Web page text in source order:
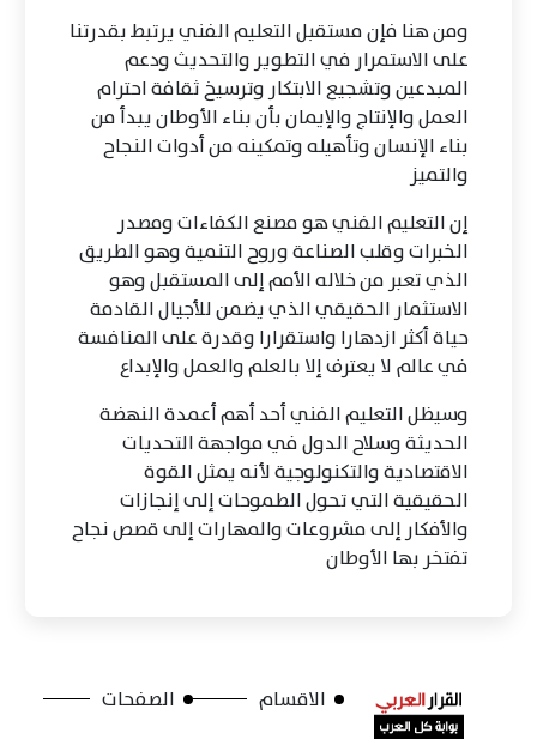
ومن هنا فإن مستقبل التعليم الفني يرتبط بقدرتنا
على الاستمرار في التطوير والتحديث ودعم
المبدعين وتشجيع الابتكار وترسيخ ثقافة احترام
العمل والإنتاج والإيمان بأن بناء الأوطان يبدأ من
بناء الإنسان وتأهيله وتمكينه من أدوات النجاح
والتميز
إن التعليم الفني هو مصنع الكفاءات ومصدر
الخبرات وقلب الصناعة وروح التنمية وهو الطريق
الذي تعبر من خلاله الأمم إلى المستقبل وهو
الاستثمار الحقيقي الذي يضمن للأجيال القادمة
حياة أكثر ازدهارا واستقرارا وقدرة على المنافسة
في عالم لا يعترف إلا بالعلم والعمل والإبداع
وسيظل التعليم الفني أحد أهم أعمدة النهضة
الحديثة وسلاح الدول في مواجهة التحديات
الاقتصادية والتكنولوجية لأنه يمثل القوة
الحقيقية التي تحول الطموحات إلى إنجازات
والأفكار إلى مشروعات والمهارات إلى قصص نجاح
تفتخر بها الأوطان
الاقسام الصفحات